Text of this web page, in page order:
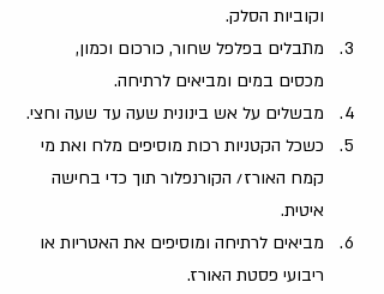
וקוביות הסלק.
מתבלים בפלפל שחור, כורכום וכמון,
מכסים במים ומביאים לרתיחה.
מבשלים על אש בינונית שעה עד שעה וחצי.
כשכל הקטניות רכות מוסיפים מלח ואת מי
קמח האורז/ הקורנפלור תוך כדי בחישה
איטית.
מביאים לרתיחה ומוסיפים את האטריות או
ריבועי פסטת האורז.